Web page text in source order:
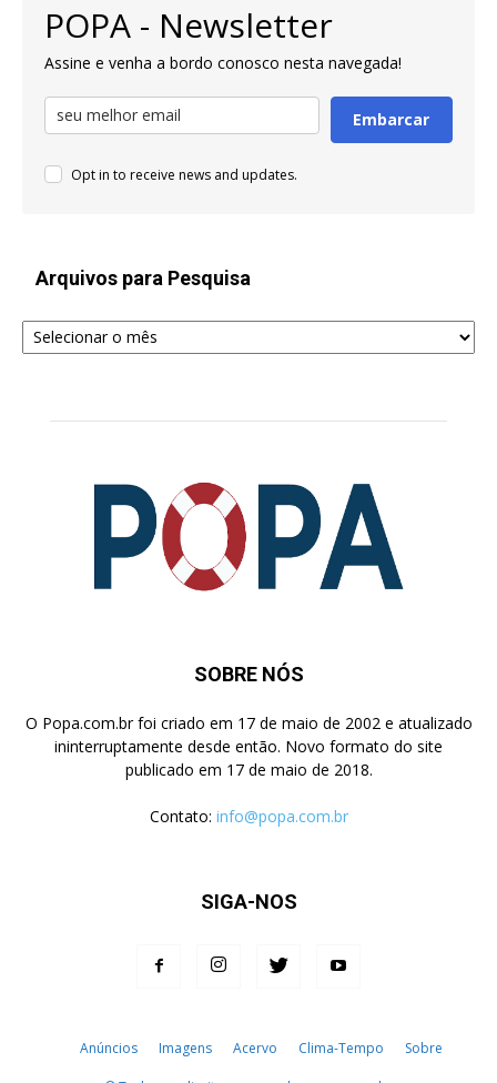
POPA - Newsletter
Assine e venha a bordo conosco nesta navegada!
Embarcar
Opt in to receive news and updates.
Arquivos para Pesquisa
Arquivos
para
SOBRE NÓS
O Popa.com.br foi criado em 17 de maio de 2002 e atualizado
ininterruptamente desde então. Novo formato do site
publicado em 17 de maio de 2018.
Contato: info@popa.com.br
SIGA-NOS
Anúncios Imagens Acervo Clima-Tempo Sobre